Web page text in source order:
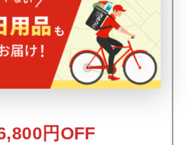
円OFF